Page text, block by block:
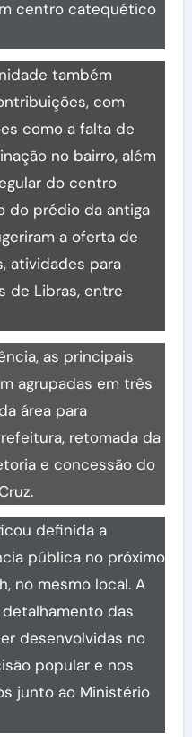
centro catequético
também
com
como a falta de
no bairro, além
do centro
do prédio da antiga
a oferta de
atividades para
de Libras, entre
as principais
agrupadas em três
área para
retomada da
e concessão do
definida a
pública no próximo
no mesmo local. A
das
desenvolvidas no
popular e nos
junto ao Ministério